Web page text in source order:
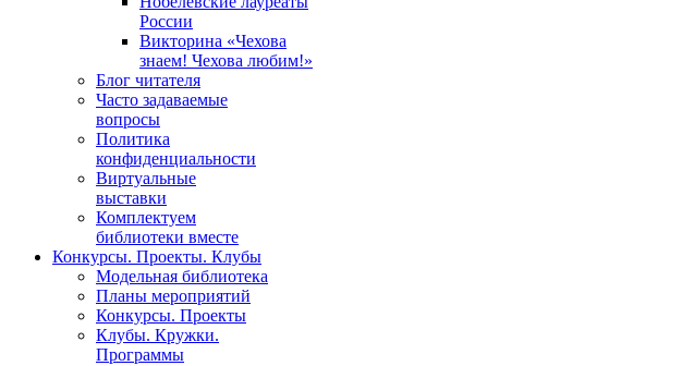
России
Викторина «Чехова
знаем! Чехова любим!»
Блог читателя
Часто задаваемые
вопросы
Политика
конфиденциальности
Виртуальные
выставки
Комплектуем
библиотеки вместе
Конкурсы. Проекты. Клубы
Модельная библиотека
Планы мероприятий
Конкурсы. Проекты
Клубы. Кружки.
Программы